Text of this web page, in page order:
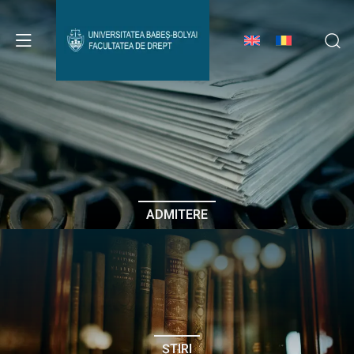
Avizier Studenți
Studii
Admitere
Erasmus & Internațional
Despre Facultate
ADMITERE
ȘTIRI